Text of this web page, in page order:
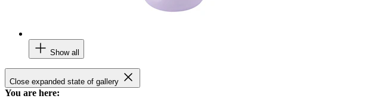
Show all
Close expanded state of gallery
You are here: